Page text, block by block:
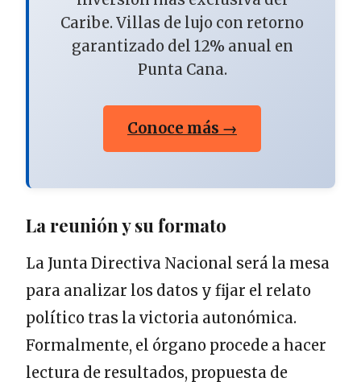
Caribe. Villas de lujo con retorno
garantizado del 12% anual en
Punta Cana.
Conoce más →
La reunión y su formato
La Junta Directiva Nacional será la mesa
para analizar los datos y fijar el relato
político tras la victoria autonómica.
Formalmente, el órgano procede a hacer
lectura de resultados, propuesta de